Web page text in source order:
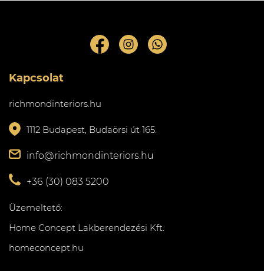
Kapcsolat
richmondinteriors.hu
1112 Budapest, Budaörsi út 165.
info@richmondinteriors.hu
+36 (30) 083 5200
Üzemeltető:
Home Concept Lakberendezési Kft.
homeconcept.hu